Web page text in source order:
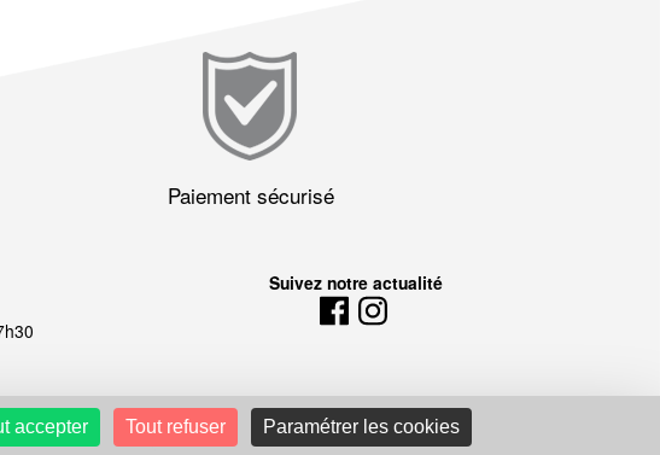
Paiement sécurisé
Suivez notre actualité
accepter Tout refuser Paramétrer les cookies